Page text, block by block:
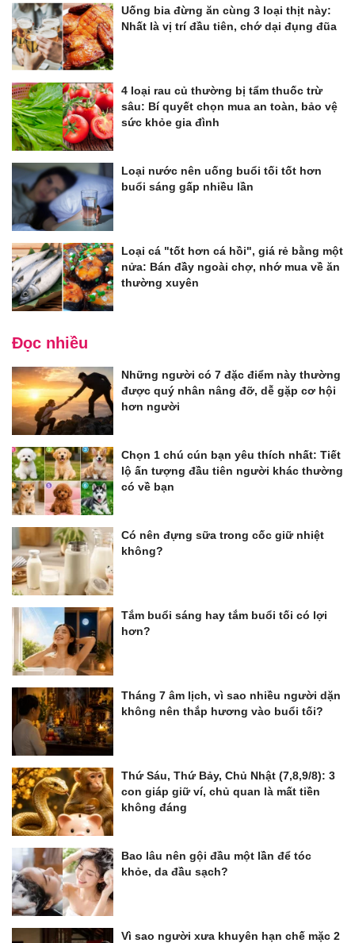
Uống bia đừng ăn cùng 3 loại thịt này:
Nhất là vị trí đầu tiên, chớ dại đụng đũa
4 loại rau củ thường bị tẩm thuốc trừ
sâu: Bí quyết chọn mua an toàn, bảo vệ
sức khỏe gia đình
Loại nước nên uống buổi tối tốt hơn
buổi sáng gấp nhiều lần
Loại cá "tốt hơn cá hồi", giá rẻ bằng một
nửa: Bán đầy ngoài chợ, nhớ mua về ăn
thường xuyên
Đọc nhiều
Những người có 7 đặc điểm này thường
được quý nhân nâng đỡ, dễ gặp cơ hội
hơn người
Chọn 1 chú cún bạn yêu thích nhất: Tiết
lộ ấn tượng đầu tiên người khác thường
có về bạn
Có nên đựng sữa trong cốc giữ nhiệt
không?
Tắm buổi sáng hay tắm buổi tối có lợi
hơn?
Tháng 7 âm lịch, vì sao nhiều người dặn
không nên thắp hương vào buổi tối?
Thứ Sáu, Thứ Bảy, Chủ Nhật (7,8,9/8): 3
con giáp giữ ví, chủ quan là mất tiền
không đáng
Bao lâu nên gội đầu một lần để tóc
khỏe, da đầu sạch?
Vì sao người xưa khuyên hạn chế mặc 2